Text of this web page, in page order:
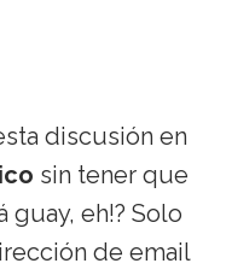
discusión en
sin tener que
guay, eh!? Solo
de email